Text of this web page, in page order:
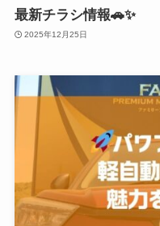
最新チラシ情報🚗✨
2025年12月25日